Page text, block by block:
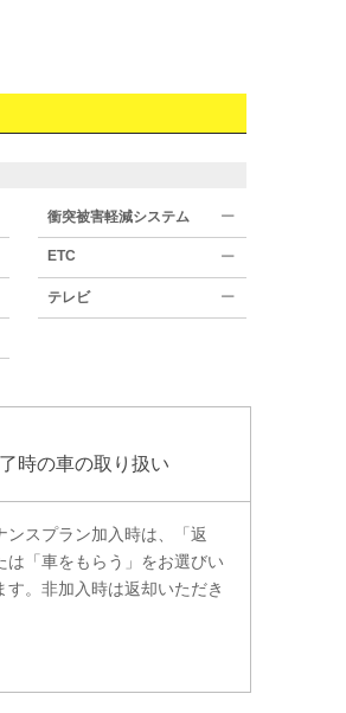
衝突被害軽減システム ー
ETC ー
テレビ ー
時の車の取り扱い
ンスプラン加入時は、「返
は「車をもらう」をお選びい
す。非加入時は返却いただき